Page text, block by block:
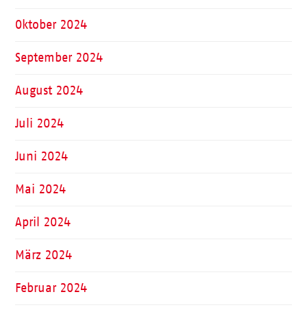
Oktober 2024
September 2024
August 2024
Juli 2024
Juni 2024
Mai 2024
April 2024
März 2024
Februar 2024